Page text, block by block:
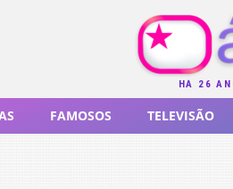
HÁ 26
FAMOSOS TELEVISÃO